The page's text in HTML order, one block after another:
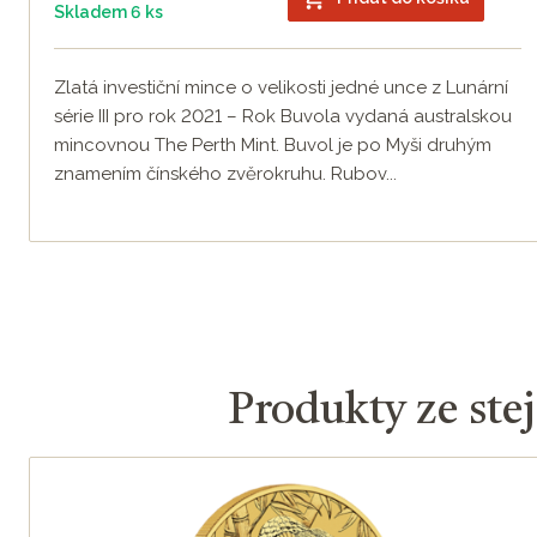
Skladem 6 ks
Zlatá investiční mince o velikosti jedné unce z Lunární
série III pro rok 2021 – Rok Buvola vydaná australskou
mincovnou The Perth Mint. Buvol je po Myši druhým
znamením čínského zvěrokruhu. Rubov...
Produkty ze